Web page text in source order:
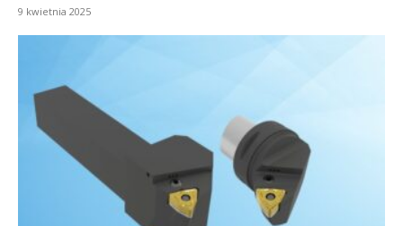
9 kwietnia 2025